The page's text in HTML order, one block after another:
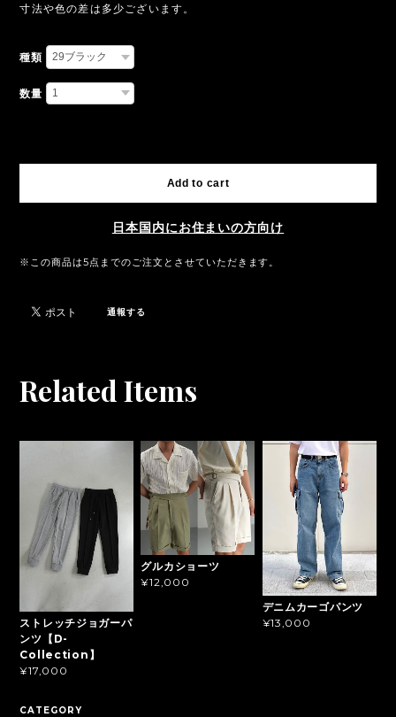
寸法や色の差は多少ございます。
種類
数量
Add to cart
日本国内にお住まいの方向け
※この商品は5点までのご注文とさせていただきます。
通報する
Related Items
ストレッチジョガーパ
ンツ【D-
Collection】
¥17,000
グルカショーツ
¥12,000
デニムカーゴパンツ
¥13,000
CATEGORY